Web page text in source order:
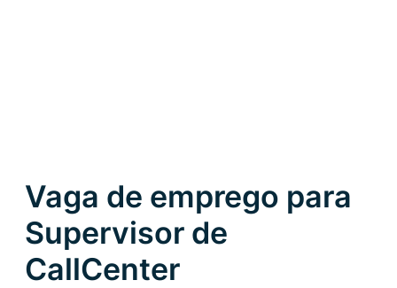
Vaga de emprego para
Supervisor de
CallCenter